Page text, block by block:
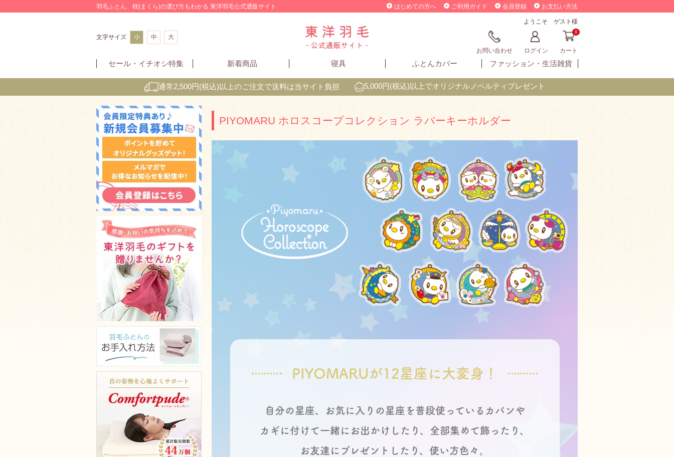
羽毛ふとん、枕(まくら)の選び方もわかる 東洋羽毛公式通販サイト はじめての方へ ご利用ガイド 会員登録 お支払い方法
文字サイズ 小 中 大
ようこそ ゲスト様
お問い合わせ ログイン
0
カート
セール・ イチオシ特集 新着商品 寝具 ふとんカバー ファッション・ 生活雑貨
通常2,500円(税込)以上のご注文で送料は当サイト負担 5,000円(税込)以上でオリジナルノベルティプレゼント
PIYOMARU ホロスコープコレクション ラバーキーホルダー
PIYOMARUが12星座に大変身！
自分の星座、お気に入りの星座を普段使っているカバンや
カギに付けて一緒にお出かけしたり、全部集めて飾ったり、
お友達にプレゼントしたり、使い方色々。